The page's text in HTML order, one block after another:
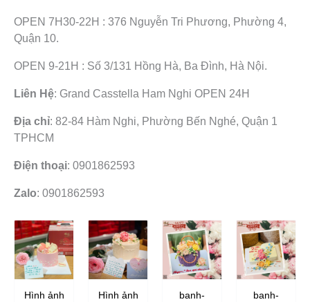
OPEN 7H30-22H : 376 Nguyễn Tri Phương, Phường 4,
Quận 10.
OPEN 9-21H : Số 3/131 Hồng Hà, Ba Đình, Hà Nội.
Liên Hệ: Grand Casstella Ham Nghi OPEN 24H
Địa chỉ: 82-84 Hàm Nghi, Phường Bến Nghé, Quận 1
TPHCM
Điện thoại: 0901862593
Zalo: 0901862593
Hình ảnh
Hình ảnh
banh-
banh-